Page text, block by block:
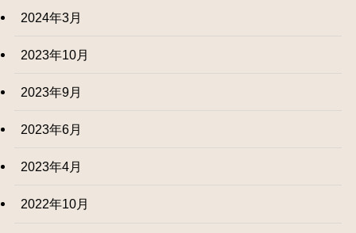
2024年3月
2023年10月
2023年9月
2023年6月
2023年4月
2022年10月